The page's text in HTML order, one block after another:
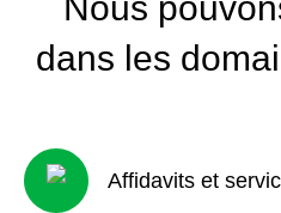
dans les
Affidavits et